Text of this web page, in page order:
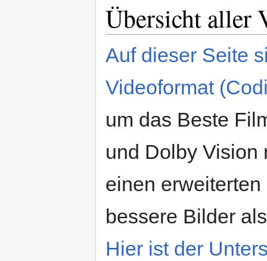
Übersicht aller
Auf dieser Seite
Videoformat
um das Beste
und Dolby Vision
einen
bessere Bilder
Hier ist der